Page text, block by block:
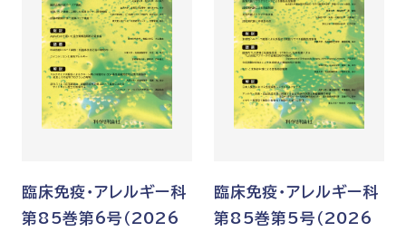
臨床免疫・アレルギー科
第85巻第6号（2026
臨床免疫・アレルギー科
第85巻第5号（2026